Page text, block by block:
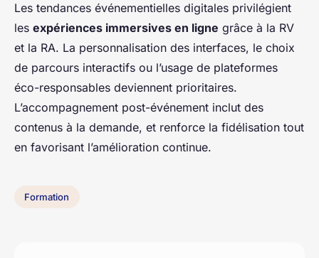
Les tendances événementielles digitales privilégient
les expériences immersives en ligne grâce à la RV
et la RA. La personnalisation des interfaces, le choix
de parcours interactifs ou l’usage de plateformes
éco-responsables deviennent prioritaires.
L’accompagnement post-événement inclut des
contenus à la demande, et renforce la fidélisation tout
en favorisant l’amélioration continue.
Formation